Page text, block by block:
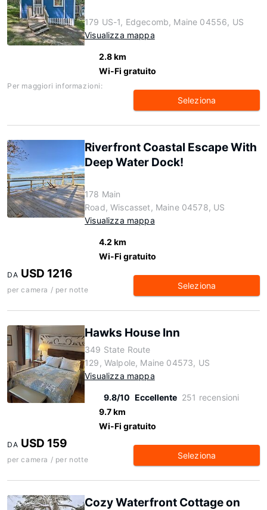
179 US-1, Edgecomb, Maine 04556, US
Visualizza mappa
2.8 km
Wi-Fi gratuito
Per maggiori informazioni:
Seleziona
Riverfront Coastal Escape With
Deep Water Dock!
178 Main
Road, Wiscasset, Maine 04578, US
Visualizza mappa
4.2 km
Wi-Fi gratuito
DA USD 1216
per camera / per notte Seleziona
Hawks House Inn
349 State Route
129, Walpole, Maine 04573, US
Visualizza mappa
9.8/10 Eccellente 251 recensioni
9.7 km
Wi-Fi gratuito
DA USD 159
per camera / per notte Seleziona
Cozy Waterfront Cottage on